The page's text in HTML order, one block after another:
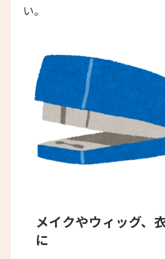
い。
メイクやウィッグ、
に